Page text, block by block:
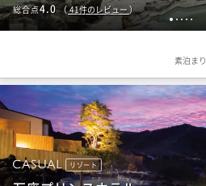
12345
総合点4.0（41件のレビュー）
素泊まり
リゾート